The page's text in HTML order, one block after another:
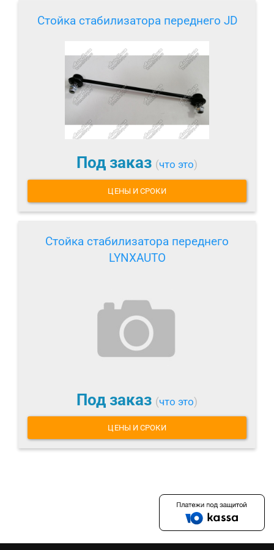
Стойка стабилизатора переднего JD
Под заказ (что это)
ЦЕНЫ И СРОКИ
Стойка стабилизатора переднего
LYNXAUTO
Под заказ (что это)
ЦЕНЫ И СРОКИ